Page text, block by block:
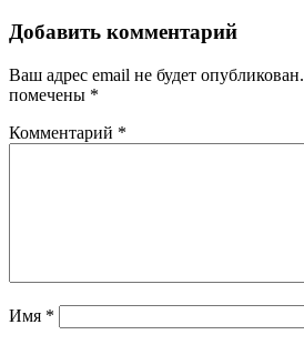
Добавить комментарий
Ваш адрес email не будет опубликован.
помечены *
Комментарий *
Имя *